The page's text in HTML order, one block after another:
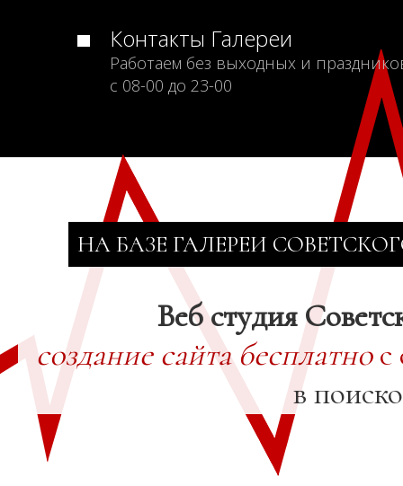
Контакты Галереи
Работаем без выходных и
с 08-00 до 23-00
НА БАЗЕ ГАЛЕРЕИ
Веб студия
создание сайта бесплатнос
в